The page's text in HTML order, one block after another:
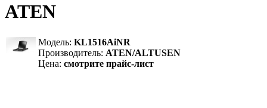
ATEN
Модель: KL1516AiNR
Производитель: ATEN/ALTUSEN
Цена: смотрите прайс-лист